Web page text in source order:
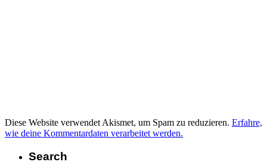
Diese Website verwendet Akismet, um Spam zu reduzieren. Erfahre,
wie deine Kommentardaten verarbeitet werden.
Search